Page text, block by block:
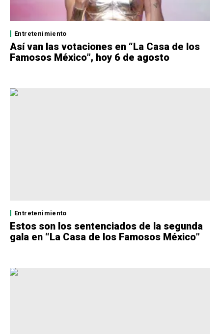
Entretenimiento
Así van las votaciones en “La Casa de los
Famosos México”, hoy 6 de agosto
Entretenimiento
Estos son los sentenciados de la segunda
gala en “La Casa de los Famosos México”